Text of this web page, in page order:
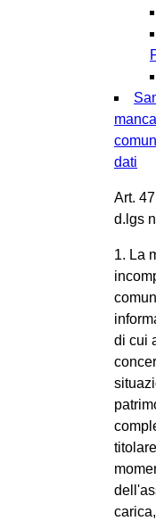
dati
Art.
d.lgs
1. La
di cui